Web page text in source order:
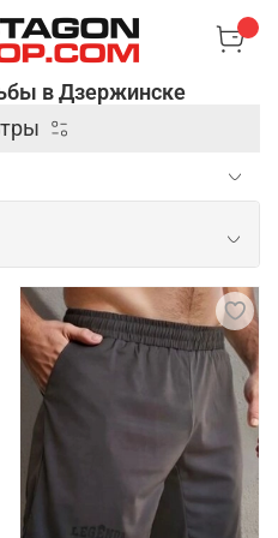
в Дзержинске
товары для
экипировки
и прочная обувь,
сцепление с покрытием
важна спортивная
тело и не мешает